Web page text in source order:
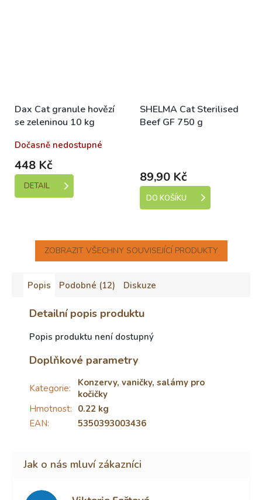
Dax Cat granule hovězí
se zeleninou 10 kg
Dočasně nedostupné
448 Kč
DETAIL
SHELMA Cat Sterilised
Beef GF 750 g
89,90 Kč
DO KOŠÍKU
ZOBRAZIT VŠECHNY SOUVISEJÍCÍ PRODUKTY
Popis Podobné (12) Diskuze
Detailní popis produktu
Popis produktu není dostupný
Doplňkové parametry
Kategorie:
Konzervy, vaničky, salámy pro
kočičky
Hmotnost: 0.22 kg
EAN: 5350393003436